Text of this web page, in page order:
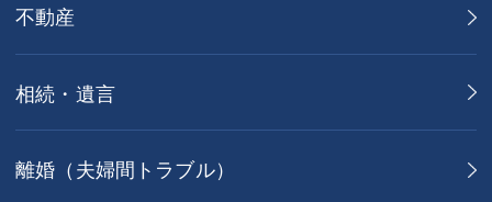
不動産
相続・遺言
離婚（夫婦間トラブル）